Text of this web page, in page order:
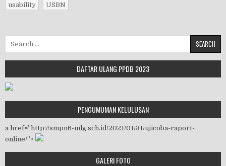
usability
USBN
DAFTAR ULANG PPDB 2023
PENGUMUMAN KELULUSAN
a href=”http://smpn6-mlg.sch.id/2021/01/31/ujicoba-raport-
online/”>
GALERI FOTO